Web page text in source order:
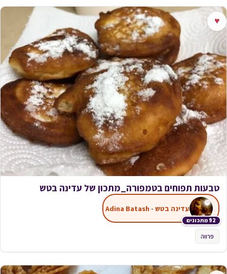
♥
טבעות תפוחים בטמפורה_מתכון של עדינה בטש
92 מתכונים
עדינה בטש - Adina Batash
פרווה